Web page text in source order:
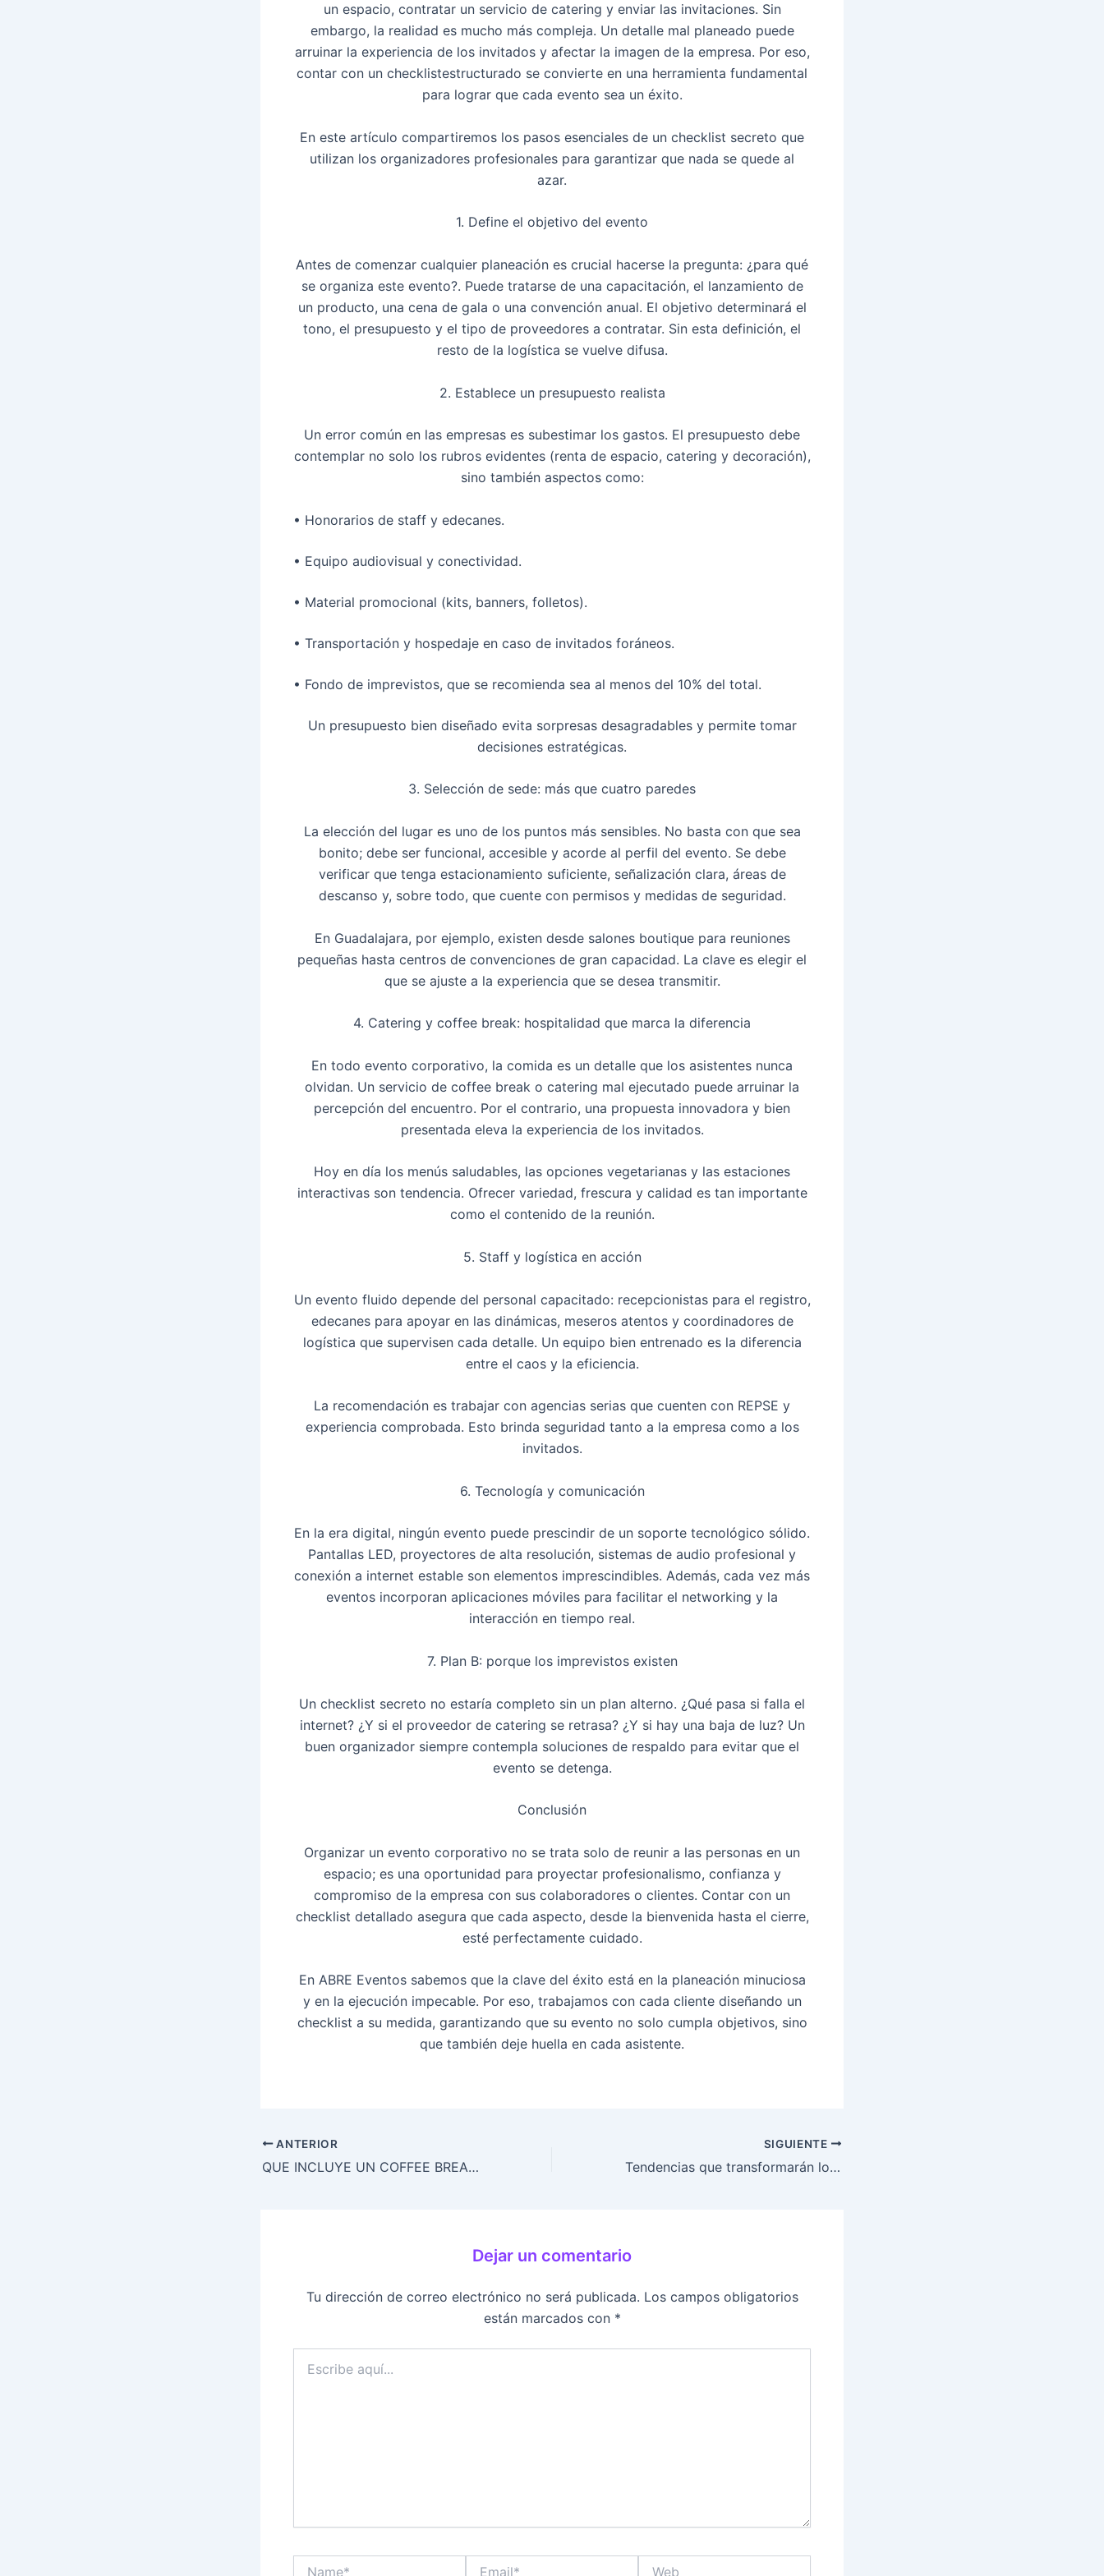
un espacio, contratar un servicio de catering y enviar las invitaciones. Sin
embargo, la realidad es mucho más compleja. Un detalle mal planeado puede
arruinar la experiencia de los invitados y afectar la imagen de la empresa. Por eso,
contar con un checklistestructurado se convierte en una herramienta fundamental
para lograr que cada evento sea un éxito.
En este artículo compartiremos los pasos esenciales de un checklist secreto que
utilizan los organizadores profesionales para garantizar que nada se quede al
azar.
1. Define el objetivo del evento
Antes de comenzar cualquier planeación es crucial hacerse la pregunta: ¿para qué
se organiza este evento?. Puede tratarse de una capacitación, el lanzamiento de
un producto, una cena de gala o una convención anual. El objetivo determinará el
tono, el presupuesto y el tipo de proveedores a contratar. Sin esta definición, el
resto de la logística se vuelve difusa.
2. Establece un presupuesto realista
Un error común en las empresas es subestimar los gastos. El presupuesto debe
contemplar no solo los rubros evidentes (renta de espacio, catering y decoración),
sino también aspectos como:
• Honorarios de staff y edecanes.
• Equipo audiovisual y conectividad.
• Material promocional (kits, banners, folletos).
• Transportación y hospedaje en caso de invitados foráneos.
• Fondo de imprevistos, que se recomienda sea al menos del 10% del total.
Un presupuesto bien diseñado evita sorpresas desagradables y permite tomar
decisiones estratégicas.
3. Selección de sede: más que cuatro paredes
La elección del lugar es uno de los puntos más sensibles. No basta con que sea
bonito; debe ser funcional, accesible y acorde al perfil del evento. Se debe
verificar que tenga estacionamiento suficiente, señalización clara, áreas de
descanso y, sobre todo, que cuente con permisos y medidas de seguridad.
En Guadalajara, por ejemplo, existen desde salones boutique para reuniones
pequeñas hasta centros de convenciones de gran capacidad. La clave es elegir el
que se ajuste a la experiencia que se desea transmitir.
4. Catering y coffee break: hospitalidad que marca la diferencia
En todo evento corporativo, la comida es un detalle que los asistentes nunca
olvidan. Un servicio de coffee break o catering mal ejecutado puede arruinar la
percepción del encuentro. Por el contrario, una propuesta innovadora y bien
presentada eleva la experiencia de los invitados.
Hoy en día los menús saludables, las opciones vegetarianas y las estaciones
interactivas son tendencia. Ofrecer variedad, frescura y calidad es tan importante
como el contenido de la reunión.
5. Staff y logística en acción
Un evento fluido depende del personal capacitado: recepcionistas para el registro,
edecanes para apoyar en las dinámicas, meseros atentos y coordinadores de
logística que supervisen cada detalle. Un equipo bien entrenado es la diferencia
entre el caos y la eficiencia.
La recomendación es trabajar con agencias serias que cuenten con REPSE y
experiencia comprobada. Esto brinda seguridad tanto a la empresa como a los
invitados.
6. Tecnología y comunicación
En la era digital, ningún evento puede prescindir de un soporte tecnológico sólido.
Pantallas LED, proyectores de alta resolución, sistemas de audio profesional y
conexión a internet estable son elementos imprescindibles. Además, cada vez más
eventos incorporan aplicaciones móviles para facilitar el networking y la
interacción en tiempo real.
7. Plan B: porque los imprevistos existen
Un checklist secreto no estaría completo sin un plan alterno. ¿Qué pasa si falla el
internet? ¿Y si el proveedor de catering se retrasa? ¿Y si hay una baja de luz? Un
buen organizador siempre contempla soluciones de respaldo para evitar que el
evento se detenga.
Conclusión
Organizar un evento corporativo no se trata solo de reunir a las personas en un
espacio; es una oportunidad para proyectar profesionalismo, confianza y
compromiso de la empresa con sus colaboradores o clientes. Contar con un
checklist detallado asegura que cada aspecto, desde la bienvenida hasta el cierre,
esté perfectamente cuidado.
En ABRE Eventossabemos que la clave del éxito está en la planeación minuciosa
y en la ejecución impecable. Por eso, trabajamos con cada cliente diseñando un
checklist a su medida, garantizando que su evento no solo cumpla objetivos, sino
que también deje huella en cada asistente.
ANTERIOR
QUE INCLUYE UN COFFEE BREAK: Guía Completa con 15 Elementos Clave para un Evento Exitoso
SIGUIENTE
Tendencias que transformarán los eventos corporativos en 2026
Dejar un comentario
Tu dirección de correo electrónico no será publicada. Los campos obligatorios
están marcados con *
aquí...